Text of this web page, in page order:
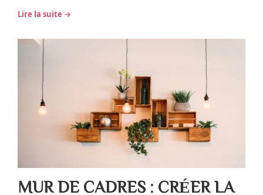
Lire la suite →
MUR DE CADRES : CRÉER LA